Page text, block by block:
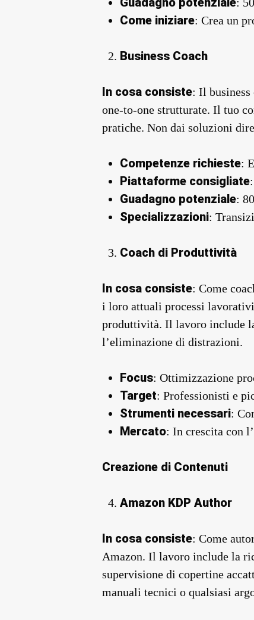
Come iniziare: Crea un
Business Coach
In cosa consiste: Il
one-to-one strutturate. Il tuo
pratiche. Non dai soluzioni
Competenze richieste:
Piattaforme consigliate
Guadagno potenziale:
Specializzazioni:
Coach di Produttività
In cosa consiste: Come
i loro attuali processi
produttività. Il lavoro include
l’eliminazione di distrazioni.
Focus: Ottimizzazione
Target: Professionisti e
Strumenti necessari:
Mercato: In crescita con
Creazione di Contenuti
Amazon KDP Author
In cosa consiste: Come
Amazon. Il lavoro include la
supervisione di copertine
manuali tecnici o qualsiasi